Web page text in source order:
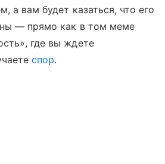
а вам будет казаться, что его
— прямо как в том меме
где вы ждете
спор.